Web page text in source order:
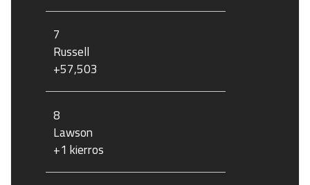
7
Russell
+57,503
8
Lawson
+1 kierros